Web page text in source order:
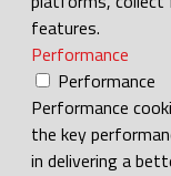
features.
Performance
Performance
Performance
the key
in delivering a